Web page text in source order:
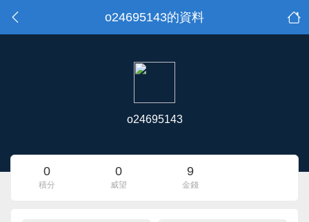
o24695143的資料
o24695143
0
積分
0
威望
9
金錢